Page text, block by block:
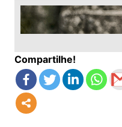
Compartilhe!